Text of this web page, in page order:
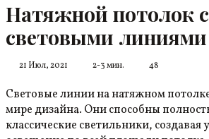
Натяжной потолок
световыми линиями
21 Июл, 2021 2-3 мин. 48
Световые линии на натяжном
мире дизайна. Они способны
классические светильники, создавая